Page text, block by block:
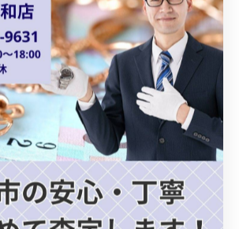
ダイアナモデル ブランドバッグ
貴金属買取 ショパール Chopard
クォーツ カプシーヌ プラダバッグ
グッチショルダーバッグ
ホワイトゴールドアクセサリー
ゴールドジュエリー ブランドバッグ買取